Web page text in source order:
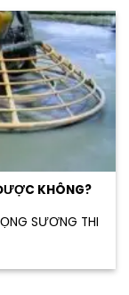
KHÔNG?
SƯƠNG THI